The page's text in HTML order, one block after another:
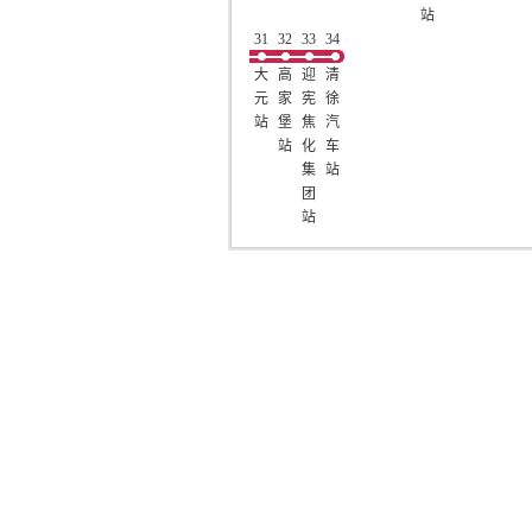
站
31
大
元
站
32
高
家
堡
站
33
迎
宪
焦
化
集
团
站
34
清
徐
汽
车
站